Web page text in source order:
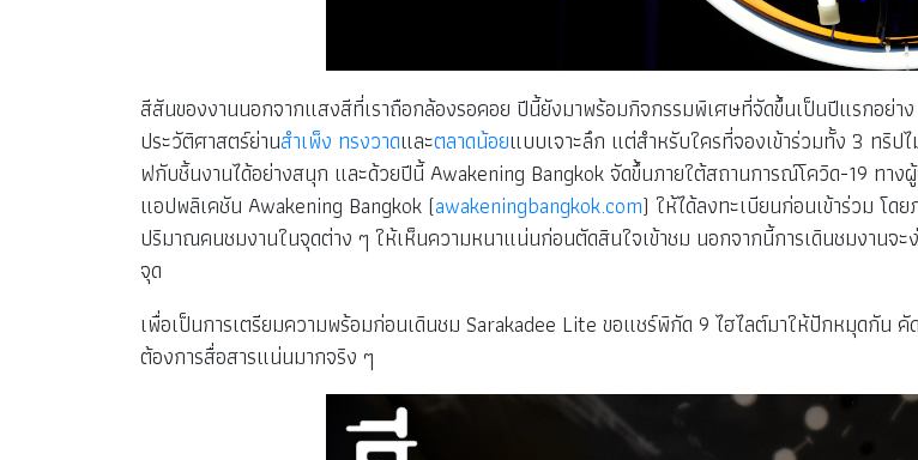
สีสันของงานนอกจากแสงสีที่เราถือกล้องรอคอย ปีนี้ยังมาพร้อมกิจกรรมพิเศษที่จัดขึ้นเป็นปีแรกอย่าง
ประวัติศาสตร์ย่านสำเพ็ง ทรงวาดและตลาดน้อยแบบเจาะลึก แต่สำหรับใครที่จองเข้าร่วมทั้ง 3 ทริป
ฟกับชิ้นงานได้อย่างสนุก และด้วยปีนี้ Awakening Bangkok จัดขึ้นภายใต้สถานการณ์โควิด-19 ทาง
แอปพลิเคชัน Awakening Bangkok (awakeningbangkok.com) ให้ได้ลงทะเบียนก่อนเข้าร่วม โด
ปริมาณคนชมงานในจุดต่าง ๆ ให้เห็นความหนาแน่นก่อนตัดสินใจเข้าชม นอกจากนี้การเดินชมงาน
จุด
เพื่อเป็นการเตรียมความพร้อมก่อนเดินชม Sarakadee Lite ขอแชร์พิกัด 9 ไฮไลต์มาให้ปักหมุดกัน
ต้องการสื่อสารแน่นมากจริง ๆ